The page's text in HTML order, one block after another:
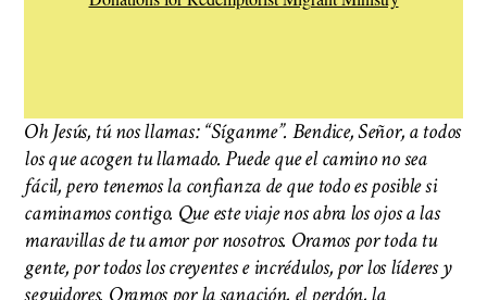
Oh Jesús, tú nos llamas: “Síganme”. Bendice, Señor, a todos
los que acogen tu llamado. Puede que el camino no sea
fácil, pero tenemos la confianza de que todo es posible si
caminamos contigo. Que este viaje nos abra los ojos a las
maravillas de tu amor por nosotros. Oramos por toda tu
gente, por todos los creyentes e incrédulos, por los líderes y